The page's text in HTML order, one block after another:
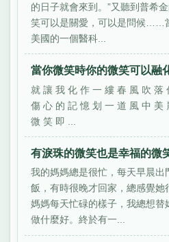
的日子就會來到。”又聽到普希
笑可以是關愛，可以是問候……
美國的一個醫科...
當你微笑時你的微笑可以融
就 讓 我 化 作 一 縷 春 風 吹 落
傷 心 的 記 憶 划 一 道 風 中 美
微 笑 即 ...
有淚珠的微笑也是幸福的微
我的媽媽總是很忙，每天早晨
飯，有時很晚才回家，總感覺她
媽媽每天忙碌的樣子，我總想
做什麼好。終於有一...